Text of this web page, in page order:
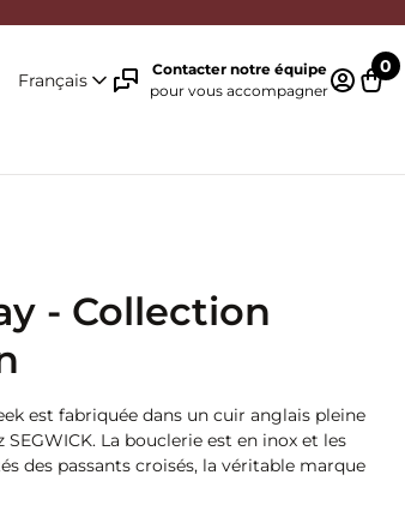
Français
Contacter notre équipe
pour vous accompagner
0
- Collection
est fabriquée dans un cuir anglais pleine
La bouclerie est en inox et les
des passants croisés, la véritable marque